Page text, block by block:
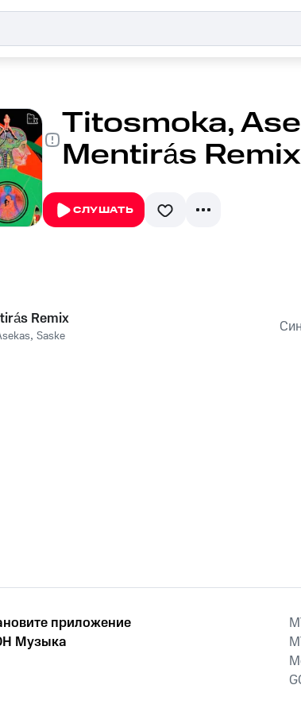
Titosmoka,
Mentirás Remix
СЛУШАТЬ
Remix
, Saske
приложение
Музыка